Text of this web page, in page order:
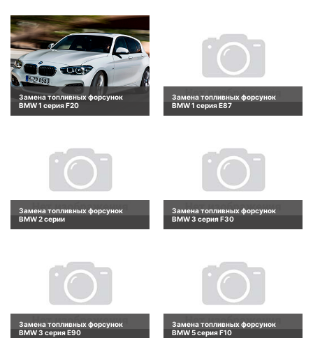
Замена топливных форсунок
BMW 1 серия F20
Замена топливных форсунок
BMW 1 серия E87
Замена топливных форсунок
BMW 2 серии
Замена топливных форсунок
BMW 3 серия F30
Замена топливных форсунок
BMW 3 серия E90
Замена топливных форсунок
BMW 5 серия F10